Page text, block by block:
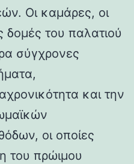
Οι καμάρες, οι
δομές του παλατιού
σύγχρονες
και την
οι οποίες
του πρώιμου